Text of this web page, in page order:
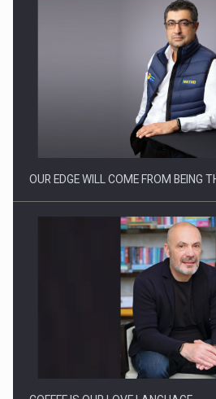
CEO Conference - Shaping The
Webinar - Business Evolution-
Investitii Digitalizare
OUR EDGE WILL COME FROM BEING